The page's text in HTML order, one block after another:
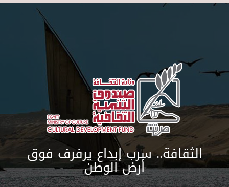
Skip to main content
الثقافة.. سرب إبداع يرفرف فوق
أرض الوطن